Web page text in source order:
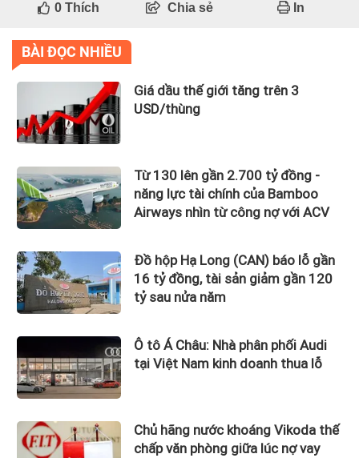
0Thích Chia sẻ In
BÀI ĐỌC NHIỀU
Giá dầu thế giới tăng trên 3
USD/thùng
Từ 130 lên gần 2.700 tỷ đồng -
năng lực tài chính của Bamboo
Airways nhìn từ công nợ với ACV
Đồ hộp Hạ Long (CAN) báo lỗ gần
16 tỷ đồng, tài sản giảm gần 120
tỷ sau nửa năm
Ô tô Á Châu: Nhà phân phối Audi
tại Việt Nam kinh doanh thua lỗ
Chủ hãng nước khoáng Vikoda thế
chấp văn phòng giữa lúc nợ vay